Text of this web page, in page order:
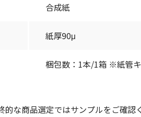
合成紙
紙厚90μ
梱包数：1本/1箱 ※紙管
な商品選定ではサンプルをご確認